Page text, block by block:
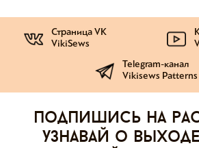
Страница VK
VikiSews
Telegram-канал
Vikisews Patterns
Подпишись на
узнавай о